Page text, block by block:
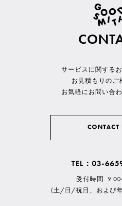
サービスに関する
お見積もりのご
お気軽にお問い合
CONTACT
TEL：03-
受付時間:
(土/日/祝日、および